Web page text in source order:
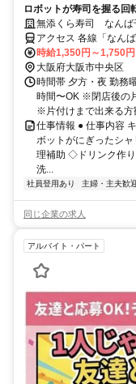
ロボットが寿司を握る回
無添くら寿司 なんば
アクセス 各線「なん
時給1,350円～1,750円
大阪府大阪市中央区
時間帯 夕方・夜 勤務
時間〜OK ※閉店後の
※片付けまで出来る
仕事情報 ● 仕事内容
ボットがにぎったシ
理補助 ◇ドリンク作
洗...
社員登用あり 主婦・主夫歓
同じ企業の求人
アルバイト・パート